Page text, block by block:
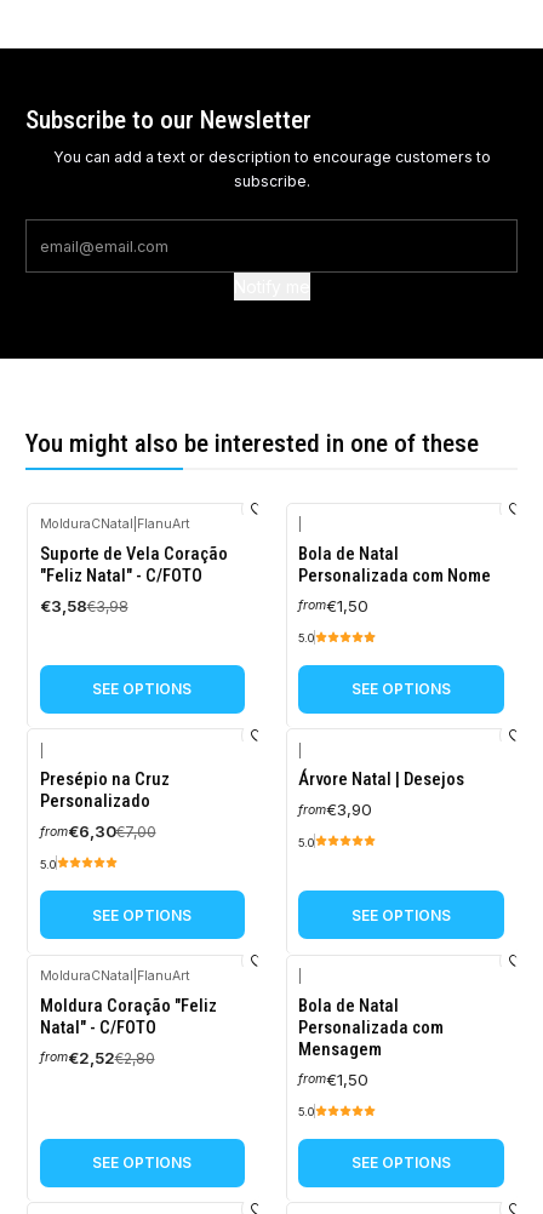
Subscribe to our Newsletter
You can add a text or description to encourage customers to
subscribe.
You might also be interested in one of these
-10%
OFF
MolduraCNatal FlanuArt
Suporte de Vela Coração
"Feliz Natal" - C/FOTO
€3,58€3,98
SEE OPTIONS
Bola de Natal
Personalizada com Nome
from€1,50
5.0
SEE OPTIONS
-10%
OFF
Presépio na Cruz
Personalizado
from€6,30€7,00
5.0
SEE OPTIONS
Árvore Natal | Desejos
from€3,90
5.0
SEE OPTIONS
-10%
OFF
MolduraCNatal FlanuArt
Moldura Coração "Feliz
Natal" - C/FOTO
from€2,52€2,80
SEE OPTIONS
Bola de Natal
Personalizada com
Mensagem
from€1,50
5.0
SEE OPTIONS